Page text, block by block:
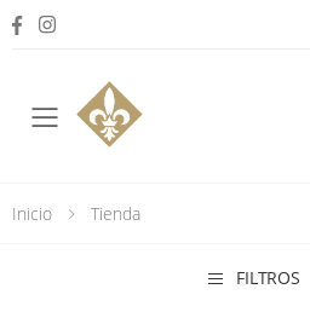
Toggle mobile
Inicio Tienda
FILTROS